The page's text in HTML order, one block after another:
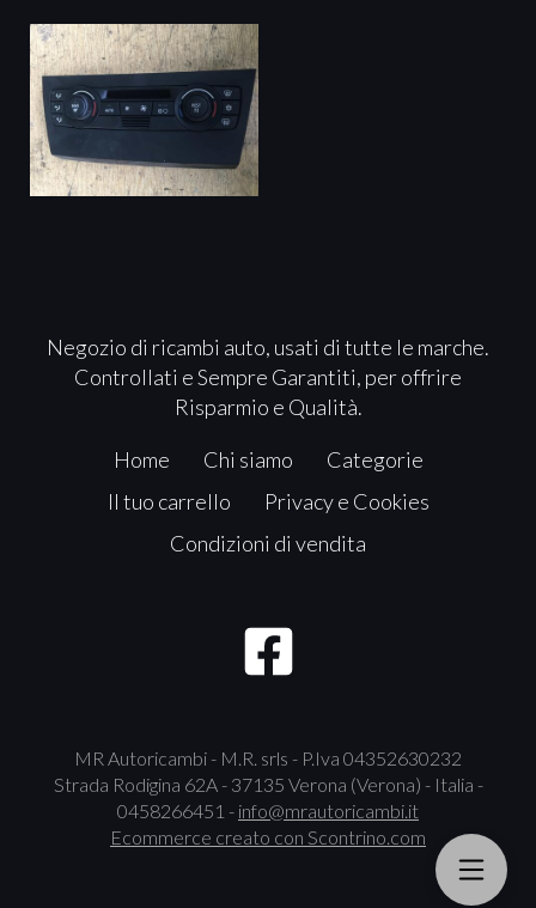
Negozio di ricambi auto, usati di tutte le marche.
Controllati e Sempre Garantiti, per offrire
Risparmio e Qualità.
Home Chi siamo
Categorie
Il tuo carrello
Privacy e Cookies
Condizioni di vendita
MR Autoricambi - M.R. srls - P.Iva 04352630232
Strada Rodigina 62A - 37135 Verona (Verona) - Italia -
0458266451 - info@mrautoricambi.it
Ecommerce creato con Scontrino.com